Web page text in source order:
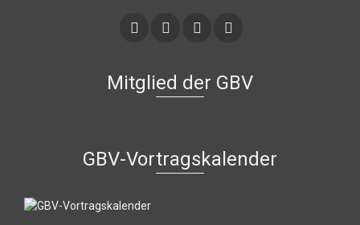
Mitglied der GBV
GBV-Vortragskalender